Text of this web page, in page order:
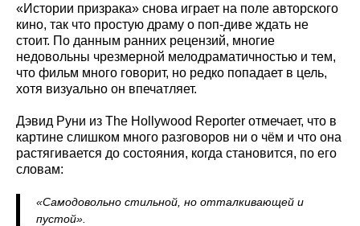
«Истории призрака» снова играет на поле авторского
кино, так что простую драму о поп-диве ждать не
стоит. По данным ранних рецензий, многие
недовольны чрезмерной мелодраматичностью и тем,
что фильм много говорит, но редко попадает в цель,
хотя визуально он впечатляет.
Дэвид Руни из The Hollywood Reporter отмечает, что в
картине слишком много разговоров ни о чём и что она
растягивается до состояния, когда становится, по его
словам:
«Самодовольно стильной, но отталкивающей и
пустой».